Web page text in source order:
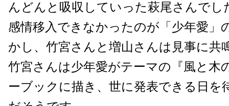
んどんと吸収していった萩尾さんでし
感情移入できなかったのが「少年愛」
かし、竹宮さんと増山さんは見事に共
竹宮さんは少年愛がテーマの『風と木
ーブックに描き、世に発表できる日を